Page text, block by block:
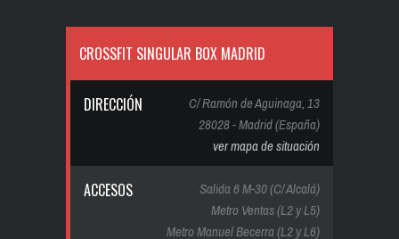
CROSSFIT SINGULAR BOX MADRID
DIRECCIÓN
C/ Ramón de Aguinaga, 13
28028 - Madrid (España)
ver mapa de situación
ACCESOS
Salida 6 M-30 (C/ Alcalá)
Metro Ventas (L2 y L5)
Metro Manuel Becerra (L2 y L6)